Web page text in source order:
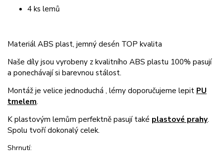
4 ks lemů
Materiál ABS plast, jemný desén TOP kvalita
Naše díly jsou vyrobeny z kvalitního ABS plastu 100% pasují
a ponechávají si barevnou stálost.
Montáž je velice jednoduchá , lémy doporučujeme lepit PU
tmelem.
K plastovým lemům perfektně pasují také plastové prahy.
Spolu tvoří dokonalý celek.
Shrnutí: